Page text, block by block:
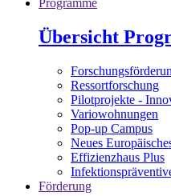
Programme
Übersicht
Ressortforschung
Pilotprojekte -
Variowohnungen
Pop-up Campus
Neues
Effizienzhaus Plus
Förderung